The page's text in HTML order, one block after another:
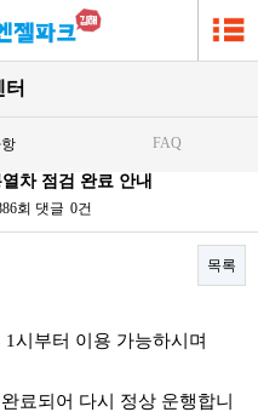
터
FAQ
차 점검 완료 안내
회 댓글 0건
목록
시부터 이용 가능하시며
료되어 다시 정상 운행합니